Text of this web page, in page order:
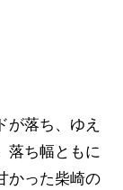
が落ち、ゆえ
落ち幅ともに
かった柴崎の